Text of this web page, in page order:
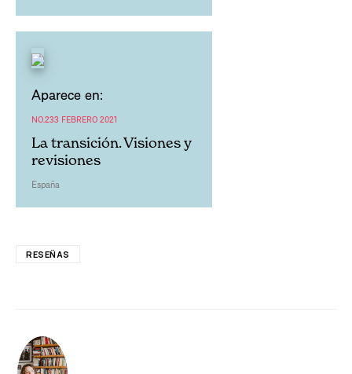
Aparece en:
NO.233 FEBRERO 2021
La transición. Visiones y
revisiones
España
RESEÑAS